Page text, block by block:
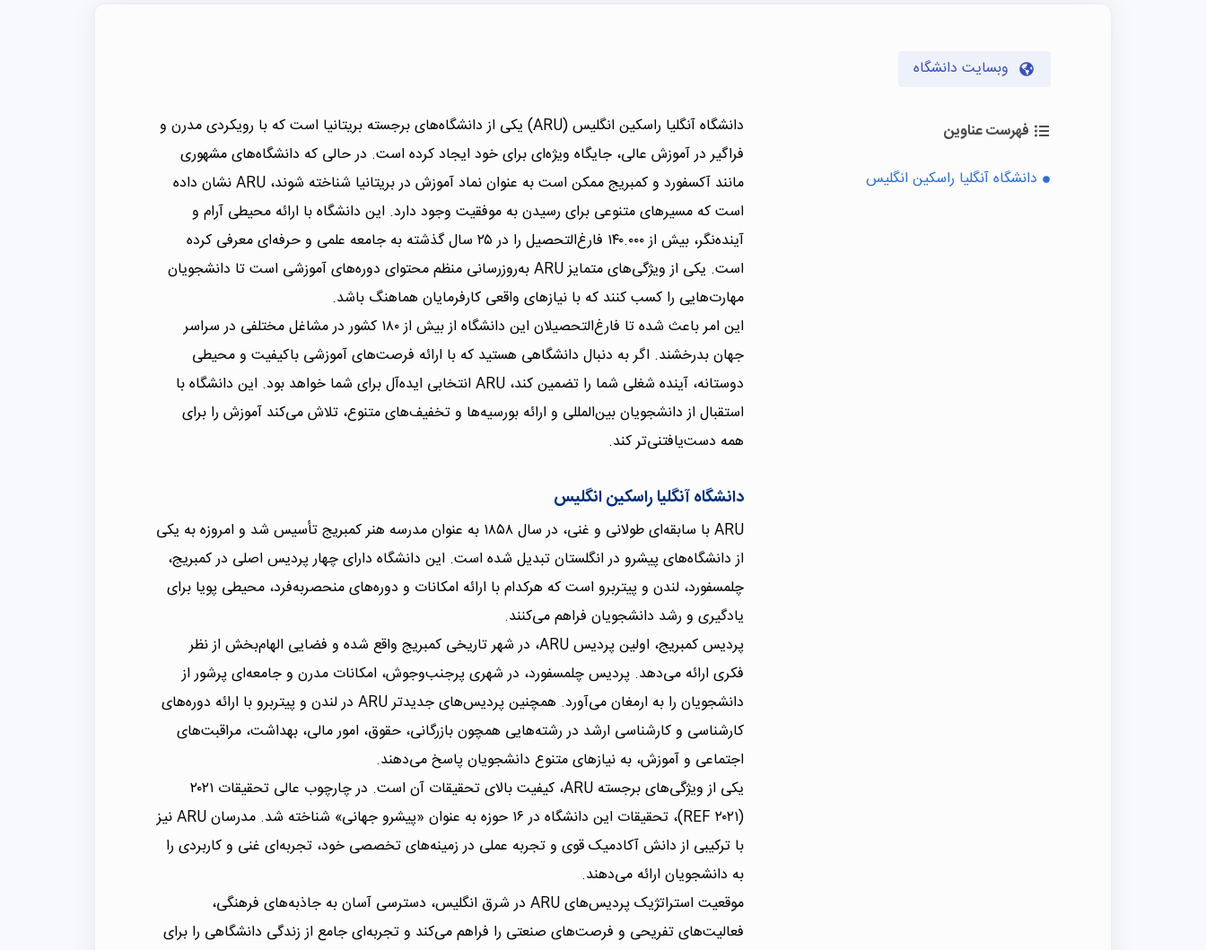
وبسایت دانشگاه
فهرست عناوین
دانشگاه آنگلیا راسکین انگلیس
دانشگاه آنگلیا راسکین انگلیس (ARU) یکی از دانشگاه‌های برجسته بریتانیا است که با رویکردی مدرن و
فراگیر در آموزش عالی، جایگاه ویژه‌ای برای خود ایجاد کرده است. در حالی که دانشگاه‌های مشهوری
مانند آکسفورد و کمبریج ممکن است به عنوان نماد آموزش در بریتانیا شناخته شوند، ARU نشان داده
است که مسیرهای متنوعی برای رسیدن به موفقیت وجود دارد. این دانشگاه با ارائه محیطی آرام و
آینده‌نگر، بیش از ۱۴۰.۰۰۰ فارغ‌التحصیل را در ۲۵ سال گذشته به جامعه علمی و حرفه‌ای معرفی کرده
است. یکی از ویژگی‌های متمایز ARU به‌روزرسانی منظم محتوای دوره‌های آموزشی است تا دانشجویان
مهارت‌هایی را کسب کنند که با نیازهای واقعی کارفرمایان هماهنگ باشد.
این امر باعث شده تا فارغ‌التحصیلان این دانشگاه از بیش از ۱۸۰ کشور در مشاغل مختلفی در سراسر
جهان بدرخشند. اگر به دنبال دانشگاهی هستید که با ارائه فرصت‌های آموزشی باکیفیت و محیطی
دوستانه، آینده شغلی شما را تضمین کند، ARU انتخابی ایده‌آل برای شما خواهد بود. این دانشگاه با
استقبال از دانشجویان بین‌المللی و ارائه بورسیه‌ها و تخفیف‌های متنوع، تلاش می‌کند آموزش را برای
همه دست‌یافتنی‌تر کند.
دانشگاه آنگلیا راسکین انگلیس
ARU با سابقه‌ای طولانی و غنی، در سال ۱۸۵۸ به عنوان مدرسه هنر کمبریج تأسیس شد و امروزه به یکی
از دانشگاه‌های پیشرو در انگلستان تبدیل شده است. این دانشگاه دارای چهار پردیس اصلی در کمبریج،
چلمسفورد، لندن و پیتربرو است که هرکدام با ارائه امکانات و دوره‌های منحصربه‌فرد، محیطی پویا برای
یادگیری و رشد دانشجویان فراهم می‌کنند.
پردیس کمبریج، اولین پردیس ARU، در شهر تاریخی کمبریج واقع شده و فضایی الهام‌بخش از نظر
فکری ارائه می‌دهد. پردیس چلمسفورد، در شهری پرجنب‌وجوش، امکانات مدرن و جامعه‌ای پرشور از
دانشجویان را به ارمغان می‌آورد. همچنین پردیس‌های جدیدتر ARU در لندن و پیتربرو با ارائه دوره‌های
کارشناسی و کارشناسی ارشد در رشته‌هایی همچون بازرگانی، حقوق، امور مالی، بهداشت، مراقبت‌های
اجتماعی و آموزش، به نیازهای متنوع دانشجویان پاسخ می‌دهند.
یکی از ویژگی‌های برجسته ARU، کیفیت بالای تحقیقات آن است. در چارچوب عالی تحقیقات ۲۰۲۱
(REF ۲۰۲۱)، تحقیقات این دانشگاه در ۱۶ حوزه به عنوان «پیشرو جهانی» شناخته شد. مدرسان ARU نیز
با ترکیبی از دانش آکادمیک قوی و تجربه عملی در زمینه‌های تخصصی خود، تجربه‌ای غنی و کاربردی را
به دانشجویان ارائه می‌دهند.
موقعیت استراتژیک پردیس‌های ARU در شرق انگلیس، دسترسی آسان به جاذبه‌های فرهنگی،
فعالیت‌های تفریحی و فرصت‌های صنعتی را فراهم می‌کند و تجربه‌ای جامع از زندگی دانشگاهی را برای